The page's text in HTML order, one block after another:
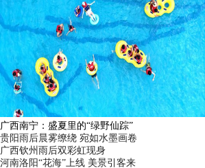
广西南宁：盛夏里的“绿野仙踪”
贵阳雨后晨雾缭绕 宛如水墨画卷
广西钦州雨后双彩虹现身
河南洛阳“花海”上线 美景引客来